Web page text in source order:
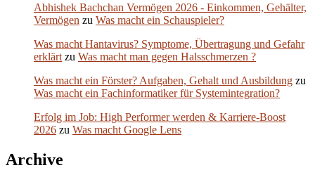
Abhishek Bachchan Vermögen 2026 - Einkommen, Gehälter,
Vermögen zu Was macht ein Schauspieler?
Was macht Hantavirus? Symptome, Übertragung und Gefahr
erklärt zu Was macht man gegen Halsschmerzen ?
Was macht ein Förster? Aufgaben, Gehalt und Ausbildung zu
Was macht ein Fachinformatiker für Systemintegration?
Erfolg im Job: High Performer werden & Karriere-Boost
2026 zu Was macht Google Lens
Archive